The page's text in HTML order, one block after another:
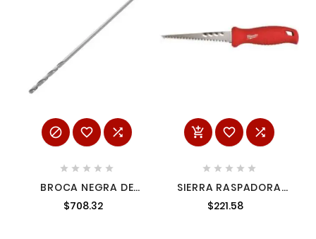
  
    
BROCA NEGRA DE
ACERO DE ALTA
VELOCIDAD 7/16"
$708.32
  
    
SIERRA RASPADORA
AMIL48220104
$221.58